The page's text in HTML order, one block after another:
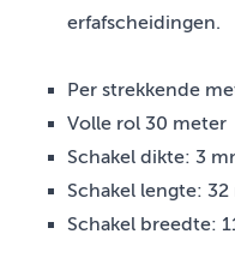
erfafscheidingen.
Per strekkende
Volle rol 30 meter
Schakel dikte: 3
Schakel lengte: 32
Schakel breedte: